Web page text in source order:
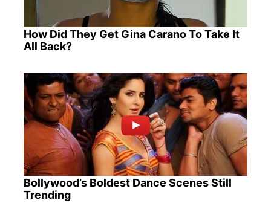
How Did They Get Gina Carano To Take It
All Back?
Bollywood’s Boldest Dance Scenes Still
Trending